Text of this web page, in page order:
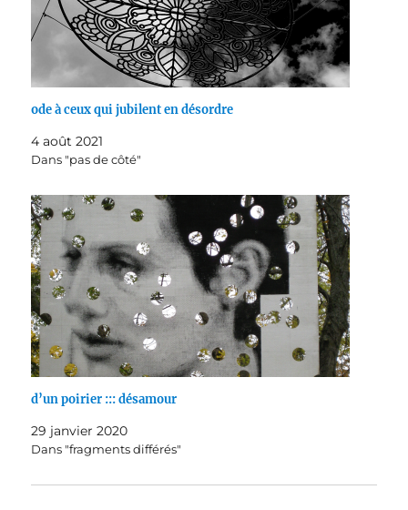
ode à ceux qui jubilent en désordre
4 août 2021
Dans "pas de côté"
d’un poirier ::: désamour
29 janvier 2020
Dans "fragments différés"